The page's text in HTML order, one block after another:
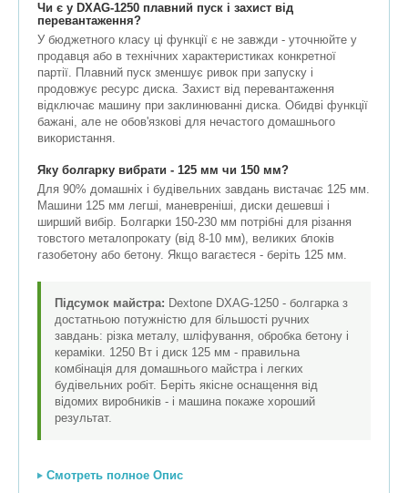
Чи є у DXAG-1250 плавний пуск і захист від
перевантаження?
У бюджетного класу ці функції є не завжди - уточнюйте у
продавця або в технічних характеристиках конкретної
партії. Плавний пуск зменшує ривок при запуску і
продовжує ресурс диска. Захист від перевантаження
відключає машину при заклинюванні диска. Обидві функції
бажані, але не обов'язкові для нечастого домашнього
використання.
Яку болгарку вибрати - 125 мм чи 150 мм?
Для 90% домашніх і будівельних завдань вистачає 125 мм.
Машини 125 мм легші, маневреніші, диски дешевші і
ширший вибір. Болгарки 150-230 мм потрібні для різання
товстого металопрокату (від 8-10 мм), великих блоків
газобетону або бетону. Якщо вагаєтеся - беріть 125 мм.
Підсумок майстра: Dextone DXAG-1250 - болгарка з
достатньою потужністю для більшості ручних
завдань: різка металу, шліфування, обробка бетону і
кераміки. 1250 Вт і диск 125 мм - правильна
комбінація для домашнього майстра і легких
будівельних робіт. Беріть якісне оснащення від
відомих виробників - і машина покаже хороший
результат.
Смотреть полное Опис